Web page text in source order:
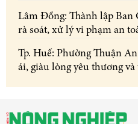
Lâm Đồng: Thành lập Ban
rà soát, xử lý vi phạm an
Tp. Huế: Phường Thuận
ái, giàu lòng yêu thương